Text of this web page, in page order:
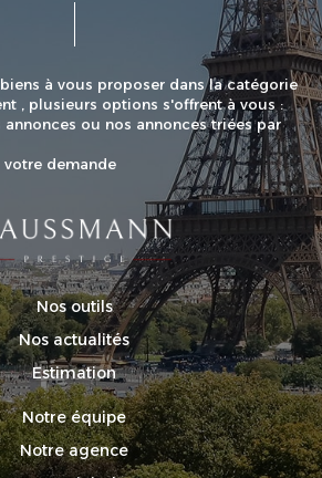
à vous proposer dans la catégorie
, plusieurs options s'offrent à vous :
ou nos annonces triées par
demande
Nos outils
Nos actualités
Estimation
Notre équipe
Notre agence